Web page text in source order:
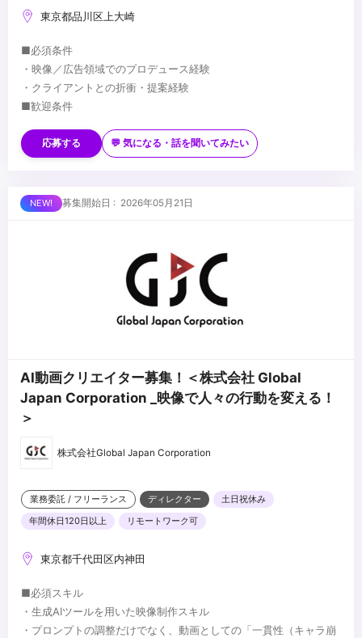
東京都品川区上大崎
■必須条件
・映像／広告領域でのプロデュース経験
・クライアントとの折衝・提案経験
■歓迎条件
・広告・映像・Web制作など無形商材の営業経験
・新規案件獲得〜受注まで担当した経験
・継続案件につなげた経験
応募する 💬 気になる・話を聞いてみたい
募集開始日 : 2026年05月21日
AI動画クリエイター募集！＜株式会社 Global
Japan Corporation _映像で人々の行動を変える！
＞
株式会社Global Japan Corporation
業務委託 / フリーランス ディレクター
土日祝休み
年間休日120日以上
リモートワーク可
東京都千代田区内神田
■必須スキル
・生成AIツールを用いた映像制作スキル
・プロンプトの調整だけでなく、動画としての「一貫性（キャラ崩